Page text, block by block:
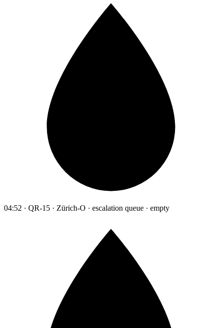
04:52 · QR-15 · Zürich-O · escalation queue · empty